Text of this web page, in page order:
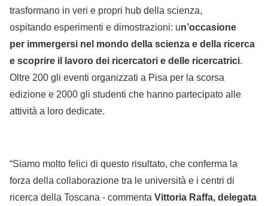
trasformano in veri e propri hub della scienza,
ospitando esperimenti e dimostrazioni: un’occasione
per immergersi nel mondo della scienza e della ricerca
e scoprire il lavoro dei ricercatori e delle ricercatrici.
Oltre 200 gli eventi organizzati a Pisa per la scorsa
edizione e 2000 gli studenti che hanno partecipato alle
attività a loro dedicate.
“Siamo molto felici di questo risultato, che conferma la
forza della collaborazione tra le università e i centri di
ricerca della Toscana - commenta Vittoria Raffa, delegata